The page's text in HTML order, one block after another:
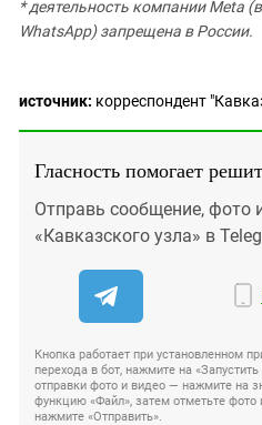
* деятельность компании Meta
WhatsApp) запрещена в России.
источник: корреспондент
Гласность помогает
Отправь сообщение, фото
«Кавказского узла» в
Кнопка работает при установленном
перехода в бот, нажмите на
отправки фото и видео — нажмите на
функцию «Файл», затем отметьте фото
нажмите «Отправить».